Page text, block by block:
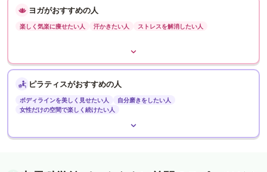
ヨガがおすすめの人
楽しく気楽に痩せたい人 汗かきたい人 ストレスを解消したい人
ピラティスがおすすめの人
ボディラインを美しく見せたい人
自分磨きをしたい人
女性だけの空間で楽しく続けたい人